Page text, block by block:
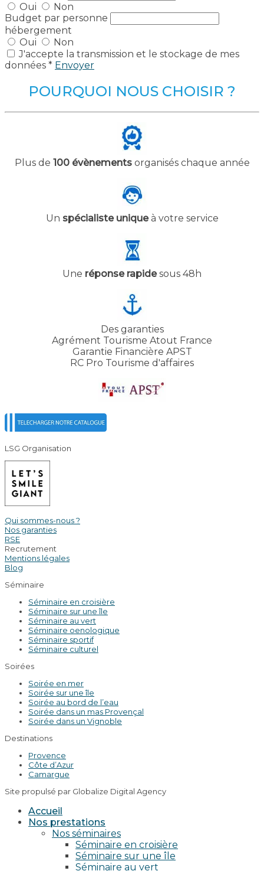
Oui
Non
Budget par personne
hébergement
Oui
Non
J'accepte la transmission et le stockage de mes
données * Envoyer
POURQUOI NOUS CHOISIR ?
Plus de 100 évènementsorganisés chaque année
Un spécialiste uniqueà votre service
Une réponse rapidesous 48h
Des garanties
Agrément Tourisme Atout France
Garantie Financière APST
RC Pro Tourisme d'affaires
LSG Organisation
Qui sommes-nous ?
Nos garanties
RSE
Recrutement
Mentions légales
Blog
Séminaire
Séminaire en croisière
Séminaire sur une île
Séminaire au vert
Séminaire oenologique
Séminaire sportif
Séminaire culturel
Soirées
Soirée en mer
Soirée sur une île
Soirée au bord de l’eau
Soirée dans un mas Provençal
Soirée dans un Vignoble
Destinations
Provence
Côte d’Azur
Camargue
Site propulsé par Globalize Digital Agency
Accueil
Nos prestations
Nos séminaires
Séminaire en croisière
Séminaire sur une île
Séminaire au vert